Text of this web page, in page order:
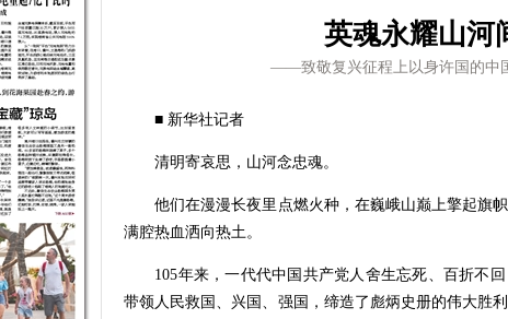
英魂永耀山河
——致敬复兴征程上以身许国的中
■ 新华社记者
清明寄哀思，山河念忠魂。
他们在漫漫长夜里点燃火种，在巍峨山巅上擎起旗帜
满腔热血洒向热土。
105年来，一代代中国共产党人舍生忘死、百折不回
带领人民救国、兴国、强国，缔造了彪炳史册的伟大胜